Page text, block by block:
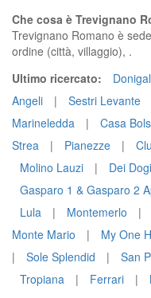
Che cosa è Trevignano
Trevignano Romano è
ordine (città, villaggio), .
Ultimo ricercato:
Angeli
| Sestri Levante
Marineledda
| Casa
Strea
| Pianezze |
Molino Lauzi
| Dei
Gasparo 1 & Gasparo 2
Lula
| Montemerlo |
Monte Mario
| My One
|
Sole Splendid | San
Tropiana
| Ferrari |